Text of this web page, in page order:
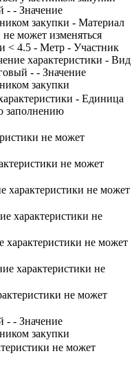
- - Значение
закупки - Материал
может изменяться
< 4.5 - Метр - Участник
характеристики - Вид
- - Значение
закупки
- Единица
заполнению
не может
не может
характеристики не может
характеристики не
не может
характеристики не
не может
- - Значение
закупки
не может